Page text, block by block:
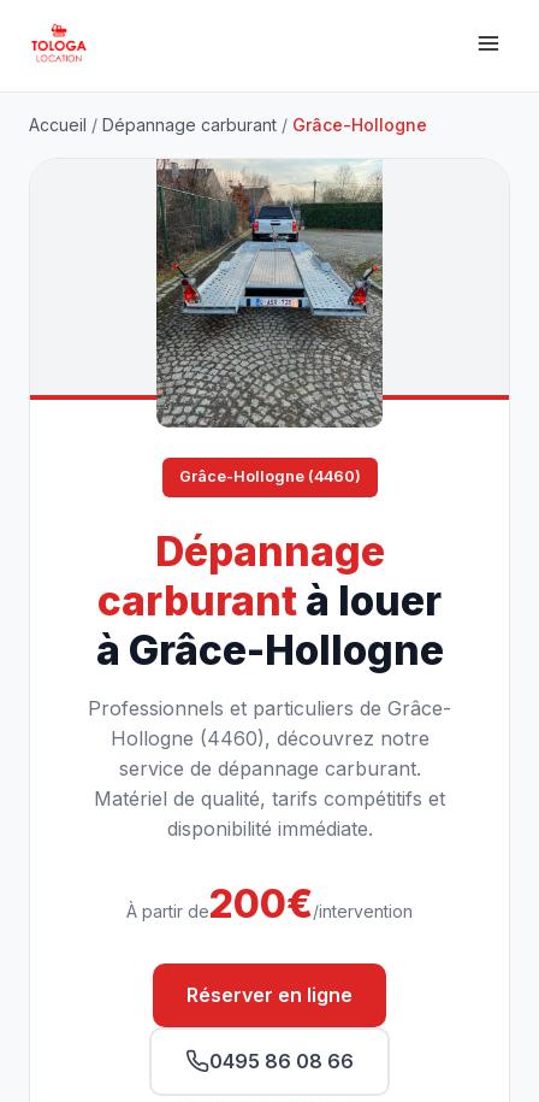
Accueil / Dépannage carburant / Grâce-Hollogne
Grâce-Hollogne (4460)
Dépannage
carburantà louer
à Grâce-Hollogne
Professionnels et particuliers de Grâce-
Hollogne (4460), découvrez notre
service de dépannage carburant.
Matériel de qualité, tarifs compétitifs et
disponibilité immédiate.
À partir de200€/intervention
Réserver en ligne
0495 86 08 66